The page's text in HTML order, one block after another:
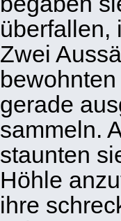
überfallen,
Zwei
gerade
sammeln.
staunten
Höhle
ihre